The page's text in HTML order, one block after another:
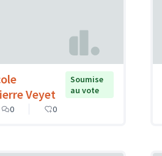
Veyet
Soumise
au vote
0 0